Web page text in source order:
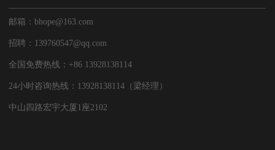
邮箱：bhope@163.com
招聘：139760547@qq.com
全国免费热线：+86 13928138114
24小时咨询热线：13928138114（梁经理）
中山四路宏宇大厦1座2102